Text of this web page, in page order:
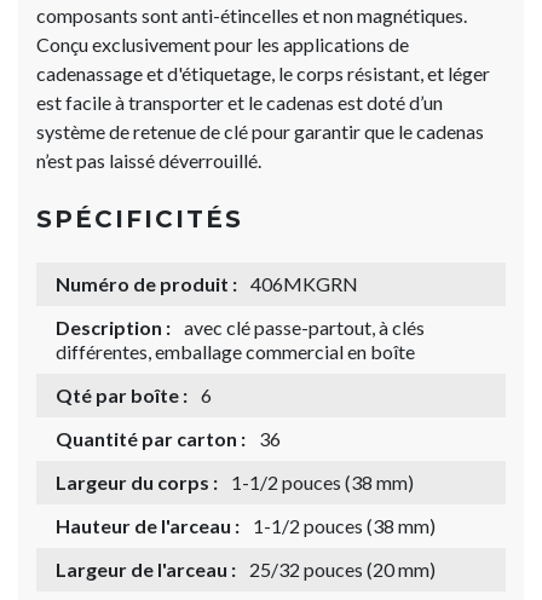
composants sont anti-étincelles et non magnétiques.
Conçu exclusivement pour les applications de
cadenassage et d'étiquetage, le corps résistant, et léger
est facile à transporter et le cadenas est doté d’un
système de retenue de clé pour garantir que le cadenas
n’est pas laissé déverrouillé.
SPÉCIFICITÉS
Numéro de produit : 406MKGRN
Description : avec clé passe-partout, à clés
différentes, emballage commercial en boîte
Qté par boîte : 6
Quantité par carton :
36
Largeur du corps :
1-1/2 pouces (38 mm)
Hauteur de l'arceau :
1-1/2 pouces (38 mm)
Largeur de l'arceau :
25/32 pouces (20 mm)